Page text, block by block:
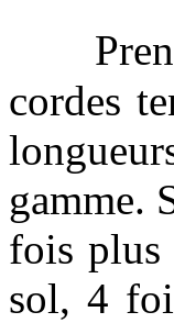
cordes
gamme.
fois plus
sol, 4